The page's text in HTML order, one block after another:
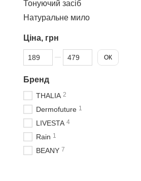
Тонуючий засіб
Натуральне мило
Ціна, грн
Від Ціна, грн
До Ціна, грн ОК
Бренд
THALIA 2
Dermofuture 1
LIVESTA 4
Rain 1
BEANY 7